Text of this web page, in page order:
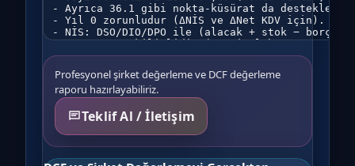
Profesyonel şirket değerleme ve DCF değerleme
raporu hazırlayabiliriz.
Teklif Al / İletişim